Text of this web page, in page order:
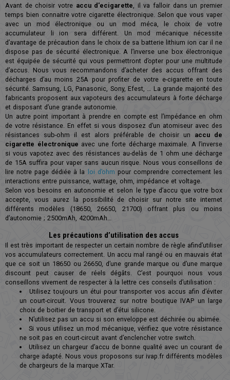
Avant de choisir votre accu d'ecigarette , il va falloir dans un premier
temps bien connaitre votre cigarette électronique. Selon que vous vaper
avec un mod électronique ou un mod méca, le choix de votre
accumulateur li ion sera différent. Un mod mécanique nécessite
d’avantage de précaution dans le choix de sa batterie lithium ion car il ne
dispose pas de sécurité électronique. A l’inverse une box électronique
est équipée de sécurité qui vous permettront d’opter pour une multitude
d’accus. Nous vous recommandons d’acheter des accus offrant des
décharges d’au moins 25A pour profiter de votre e-cigarette en toute
sécurité. Samsung, LG, Panasonic, Sony, Efest, … La grande majorité des
fabricants proposent aux vapoteurs des accumulateurs à forte décharge
et disposant d’une grande autonomie.
Un autre point important à prendre en compte est l’impédance en ohm
de votre résistance. En effet si vous disposez d’un atomiseur avec des
résistances sub-ohm il est alors préférable de choisir un accu de
cigarette électronique avec une forte décharge maximale. A l’inverse
si vous vapotez avec des résistances au-delàs de 1 ohm une décharge
de 15A suffira pour vaper sans aucun risque. Nous vous conseillons de
lire notre page dédiée à la loi d’ohm pour comprendre correctement les
interactions entre puissance, wattage, ohm, impédance et voltage.
Selon vos besoins en autonomie et selon le type d’accu que votre box
accepte, vous aurez la possibilité de choisir sur notre site internet
différents modèles (18650, 26650, 21700) offrant plus ou moins
d’autonomie ; 2500mAh, 4200mAh…
Les précautions d’utilisation des accus
Il est très important de respecter un certain nombre de règle afind’utiliser
vos accumulateurs correctement. Un accu mal rangé ou en mauvais état
que ce soit un 18650 ou 26650, d’une grande marque ou d’une marque
discount peut causer de réels dégâts. C’est pourquoi nous vous
conseillons vivement de respecter à la lettre ces conseils d’utilisation :
Utilisez toujours un étui pour transporter vos accus afin d’éviter
un court-circuit. Vous trouverez sur notre boutique IVAP un large
choix de boitier de transport et d’étui silicone.
N’utilisez pas un accu si son enveloppe est déchirée ou abimée.
Si vous utilisez un mod mécanique, vérifiez que votre résistance
ne soit pas en court-circuit avant d’enclencher votre switch.
Utilisez un chargeur d’accu de bonne qualité avec un courant de
charge adapté. Nous vous proposons sur ivap.fr différents modèles
de chargeurs de la marque XTar.